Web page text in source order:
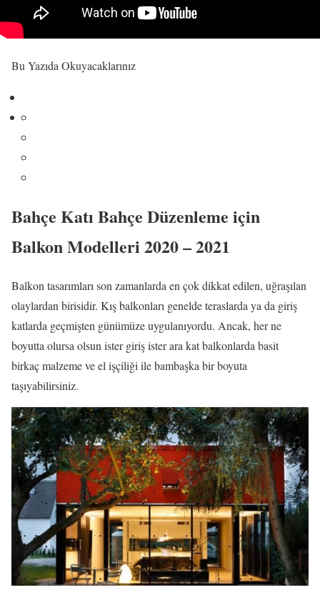
Bu Yazıda Okuyacaklarınız
Bahçe Katı Bahçe Düzenleme için
Balkon Modelleri 2020 – 2021
Balkon tasarımları son zamanlarda en çok dikkat edilen, uğraşılan
olaylardan birisidir. Kış balkonları genelde teraslarda ya da giriş
katlarda geçmişten günümüze uygulanıyordu. Ancak, her ne
boyutta olursa olsun ister giriş ister ara kat balkonlarda basit
birkaç malzeme ve el işçiliği ile bambaşka bir boyuta
taşıyabilirsiniz.